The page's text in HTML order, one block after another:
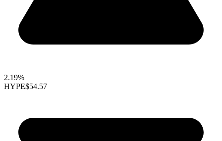
2.19%
HYPE$54.57